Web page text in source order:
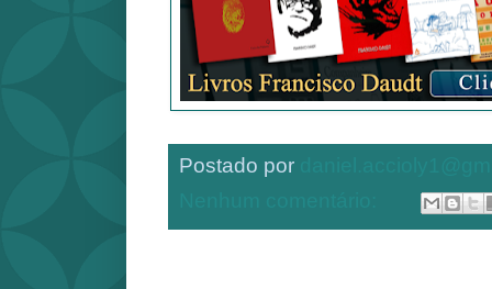
Postado por